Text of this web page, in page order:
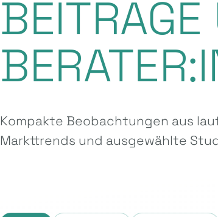
BEITRÄGE
Kompakte Beobachtungen aus
Markttrends und ausgewählte